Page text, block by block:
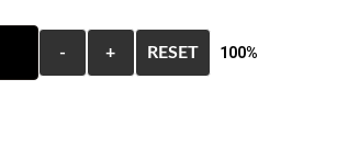
- + RESET 100%